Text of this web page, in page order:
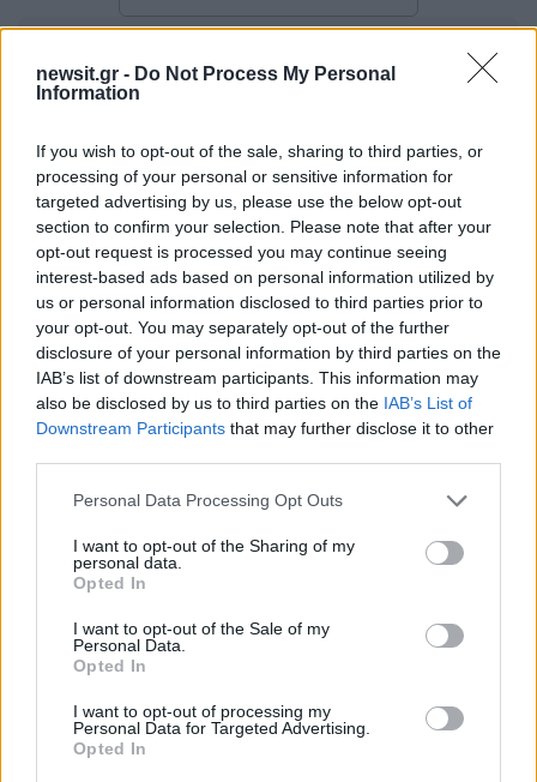
newsit.gr - Do Not Process My Personal
Information
If you wish to opt-out of the sale, sharing to third parties, or
processing of your personal or sensitive information for
targeted advertising by us, please use the below opt-out
section to confirm your selection. Please note that after your
opt-out request is processed you may continue seeing
interest-based ads based on personal information utilized by
us or personal information disclosed to third parties prior to
your opt-out. You may separately opt-out of the further
disclosure of your personal information by third parties on the
IAB’s list of downstream participants. This information may
also be disclosed by us to third parties on the IAB’s List of
Downstream Participants that may further disclose it to other
Please note that this website/app uses one or more Google
not limited to your visit or usage behaviour. You may click to
grant or deny consent to Google and its third-party tags to
use your data for below specified purposes in below Google
consent section.
Personal Data Processing Opt Outs
I want to opt-out of the Sharing of my
personal data.
Opted In
I want to opt-out of the Sale of my
Personal Data.
Opted In
I want to opt-out of processing my
Personal Data for Targeted Advertising.
Opted In
ενημερωθείτε πρώτοι για όλη την ειδησεογραφία και τα
τελευταία νέα της ημέρας
Πιο δημοφιλή
1 Ηφαίστειο Σαντορίνης: Ένας 15χρονος που
δεν πρόλαβε να ξεφύγει από το τσουνάμι
μπορεί να αλλάξει τη χρονολογία της
προϊστορικής έκρηξης
2Παρκαδόρος στο Ελαφονήσι συνελήφθη
για έβδομη φορά - Τον «τσάκωσαν»
αστυνομικοί που προσποιήθηκαν τους
τουρίστες
Στην Κρήτη ο Κυριάκος Μητσοτάκης,
συνεχίζει τις ολιγοήμερες διακοπές του –
Πού βρέθηκε το Σάββατο
«Φιάσκο» στη Μαδέιρα με το γάμο του
Κριστιάνο Ρονάλντο: Χιλιάδες άνθρωποι
πήγαν σε λάθος εκκλησία και προκάλεσαν
το γέλιο στον Πορτογάλο
Η Ιωάννα Τούνη στο νοσοκομείο με
ελπίζω να συνέλθω»